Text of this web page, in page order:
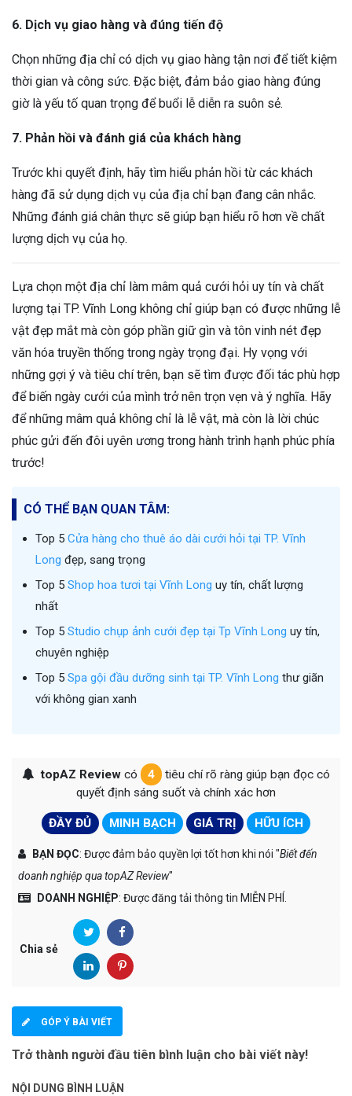
6. Dịch vụ giao hàng và đúng tiến độ
Chọn những địa chỉ có dịch vụ giao hàng tận nơi để tiết kiệm
thời gian và công sức. Đặc biệt, đảm bảo giao hàng đúng
giờ là yếu tố quan trọng để buổi lễ diễn ra suôn sẻ.
7. Phản hồi và đánh giá của khách hàng
Trước khi quyết định, hãy tìm hiểu phản hồi từ các khách
hàng đã sử dụng dịch vụ của địa chỉ bạn đang cân nhắc.
Những đánh giá chân thực sẽ giúp bạn hiểu rõ hơn về chất
lượng dịch vụ của họ.
Lựa chọn một địa chỉ làm mâm quả cưới hỏi uy tín và chất
lượng tại TP. Vĩnh Long không chỉ giúp bạn có được những lễ
vật đẹp mắt mà còn góp phần giữ gìn và tôn vinh nét đẹp
văn hóa truyền thống trong ngày trọng đại. Hy vọng với
những gợi ý và tiêu chí trên, bạn sẽ tìm được đối tác phù hợp
để biến ngày cưới của mình trở nên trọn vẹn và ý nghĩa. Hãy
để những mâm quả không chỉ là lễ vật, mà còn là lời chúc
phúc gửi đến đôi uyên ương trong hành trình hạnh phúc phía
trước!
CÓ THỂ BẠN QUAN TÂM:
Top 5 Cửa hàng cho thuê áo dài cưới hỏi tại TP. Vĩnh
Long đẹp, sang trọng
Top 5 Shop hoa tươi tại Vĩnh Long uy tín, chất lượng
nhất
Top 5 Studio chụp ảnh cưới đẹp tại Tp Vĩnh Long uy tín,
chuyên nghiệp
Top 5 Spa gội đầu dưỡng sinh tại TP. Vĩnh Long thư giãn
với không gian xanh
topAZ Reviewcó 4
tiêu chí rõ ràng giúp bạn đọc có
quyết định sáng suốt và chính xác hơn
ĐẦY ĐỦ MINH BẠCH GIÁ TRỊ HỮU ÍCH
BẠN ĐỌC: Được đảm bảo quyền lợi tốt hơn khi nói "Biết đến
doanh nghiệp qua topAZ Review"
DOANH NGHIỆP: Được đăng tải thông tin MIỄN PHÍ.
Chia sẻ
GÓP Ý BÀI VIẾT
Trở thành người đầu tiên bình luận cho bài viết này!
NỘI DUNG BÌNH LUẬN